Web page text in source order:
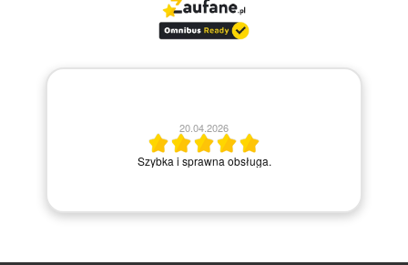
20.04.2026
Szybka i sprawna obsługa.